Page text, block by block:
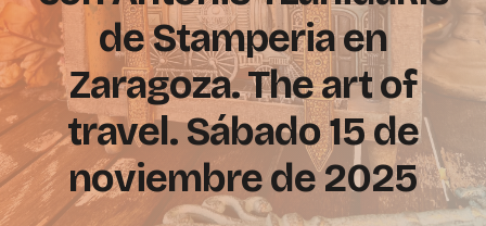
de Stamperia en
Zaragoza. The art of
travel. Sábado 15 de
noviembre de 2025